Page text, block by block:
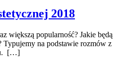
2018
większą popularność? Jakie będą
Typujemy na podstawie rozmów z
[…]